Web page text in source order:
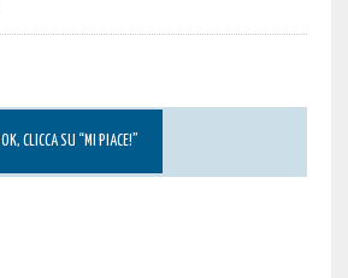
CLICCA SU “MI PIACE!”